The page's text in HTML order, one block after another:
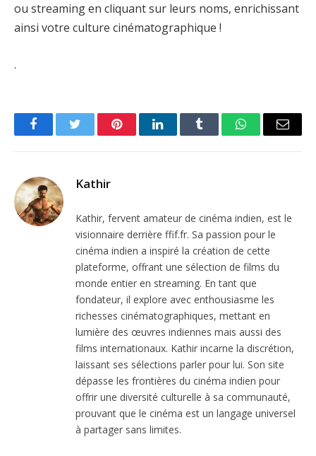
ou streaming en cliquant sur leurs noms, enrichissant
ainsi votre culture cinématographique !
.
FacebookTwitter PinterestLinkedInTumblr WhatsAppEmail
Kathir
Kathir, fervent amateur de cinéma indien, est le
visionnaire derrière ffif.fr. Sa passion pour le
cinéma indien a inspiré la création de cette
plateforme, offrant une sélection de films du
monde entier en streaming. En tant que
fondateur, il explore avec enthousiasme les
richesses cinématographiques, mettant en
lumière des œuvres indiennes mais aussi des
films internationaux. Kathir incarne la discrétion,
laissant ses sélections parler pour lui. Son site
dépasse les frontières du cinéma indien pour
offrir une diversité culturelle à sa communauté,
prouvant que le cinéma est un langage universel
à partager sans limites.